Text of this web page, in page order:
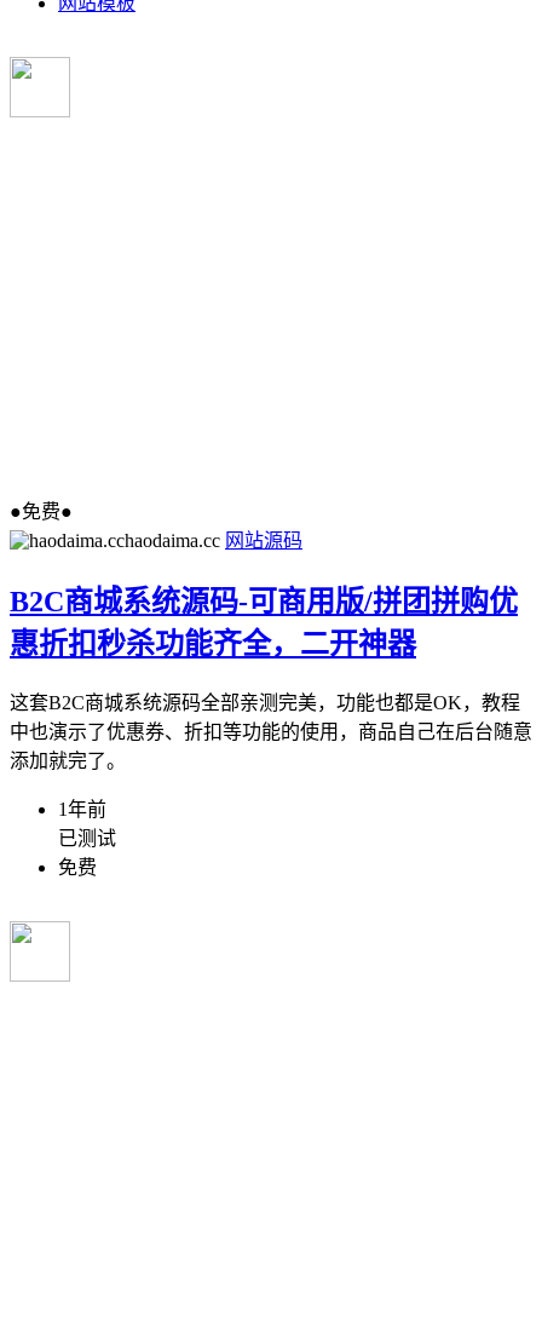
●免费●
haodaima.cc 网站源码
B2C商城系统源码-可商用版/拼团拼购优
惠折扣秒杀功能齐全，二开神器
这套B2C商城系统源码全部亲测完美，功能也都是OK，教程
中也演示了优惠券、折扣等功能的使用，商品自己在后台随意
添加就完了。
1年前
已测试
免费